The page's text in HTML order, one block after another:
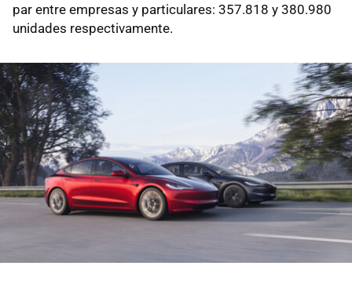
par entre empresas y particulares: 357.818 y 380.980
unidades respectivamente.